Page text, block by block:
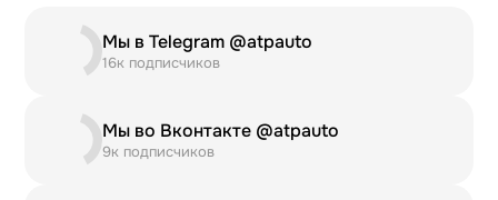
Мы в Telegram @atpauto
16к подписчиков
Мы во Вконтакте @atpauto
9к подписчиков